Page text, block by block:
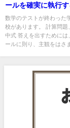
ールを確実に執行
要性を認識すべきで
数学のテストが終わった
校があります。 計算問題
中式 答えを出すためには
ールに則り、主観をはさ